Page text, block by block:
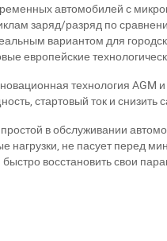
автомобилей с
заряд/разряд по
вариантом для
европейские
технология AGM
стартовый ток и снизить
в обслуживании
не пасует перед
быстро восстановить свои